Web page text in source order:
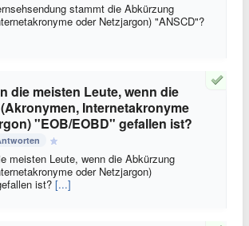
stammt die Abkürzung
oder Netzjargon) "ANSCD"?
die meisten Leute, wenn die
Internetakronyme
"EOB/EOBD" gefallen ist?
meisten Leute, wenn die Abkürzung
oder Netzjargon)
ist? [...]